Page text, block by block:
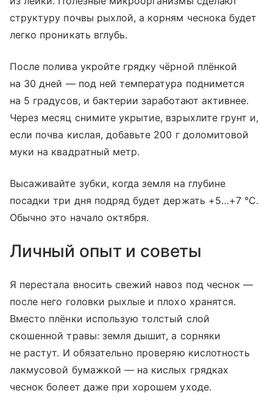
структуру почвы рыхлой, а корням чеснока будет
легко проникать вглубь.
После полива укройте грядку чёрной плёнкой
на 30 дней — под ней температура поднимется
на 5 градусов, и бактерии заработают активнее.
Через месяц снимите укрытие, взрыхлите грунт и,
если почва кислая, добавьте 200 г доломитовой
муки на квадратный метр.
Высаживайте зубки, когда земля на глубине
посадки три дня подряд будет держать +5…+7 °C.
Обычно это начало октября.
Личный опыт и советы
Я перестала вносить свежий навоз под чеснок —
после него головки рыхлые и плохо хранятся.
Вместо плёнки использую толстый слой
скошенной травы: земля дышит, а сорняки
не растут. И обязательно проверяю кислотность
лакмусовой бумажкой — на кислых грядках
чеснок болеет даже при хорошем уходе.